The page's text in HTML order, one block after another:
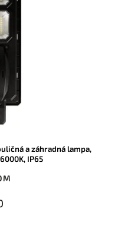
a záhradná lampa,
IP65